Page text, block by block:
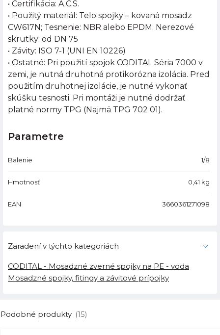
• Certifikácia: A.C.S.
• Použitý materiál: Telo spojky – kovaná mosadz
CW617N; Tesnenie: NBR alebo EPDM; Nerezové
skrutky: od DN 75
• Závity: ISO 7-1 (UNI EN 10226)
• Ostatné: Pri použití spojok CODITAL Séria 7000 v
zemi, je nutná druhotná protikorózna izolácia. Pred
použitím druhotnej izolácie, je nutné vykonať
skúšku tesnosti. Pri montáži je nutné dodržať
platné normy TPG (Najmä TPG 702 01).
Parametre
Balenie 1/8
Hmotnosť 0,41 kg
EAN 3660361271098
Zaradení v týchto kategoriách
CODITAL - Mosadzné zverné spojky na PE - voda
Mosadzné spojky, fitingy a závitové prípojky
Podobné produkty (15)